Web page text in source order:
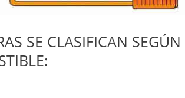
SE CLASIFICAN SEGÚN